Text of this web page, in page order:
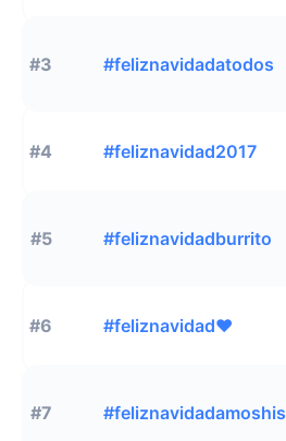
#3 #feliznavidadatodos
#4 #feliznavidad2017
#5 #feliznavidadburrito
#6 #feliznavidad❤️
#7 #feliznavidadamoshis